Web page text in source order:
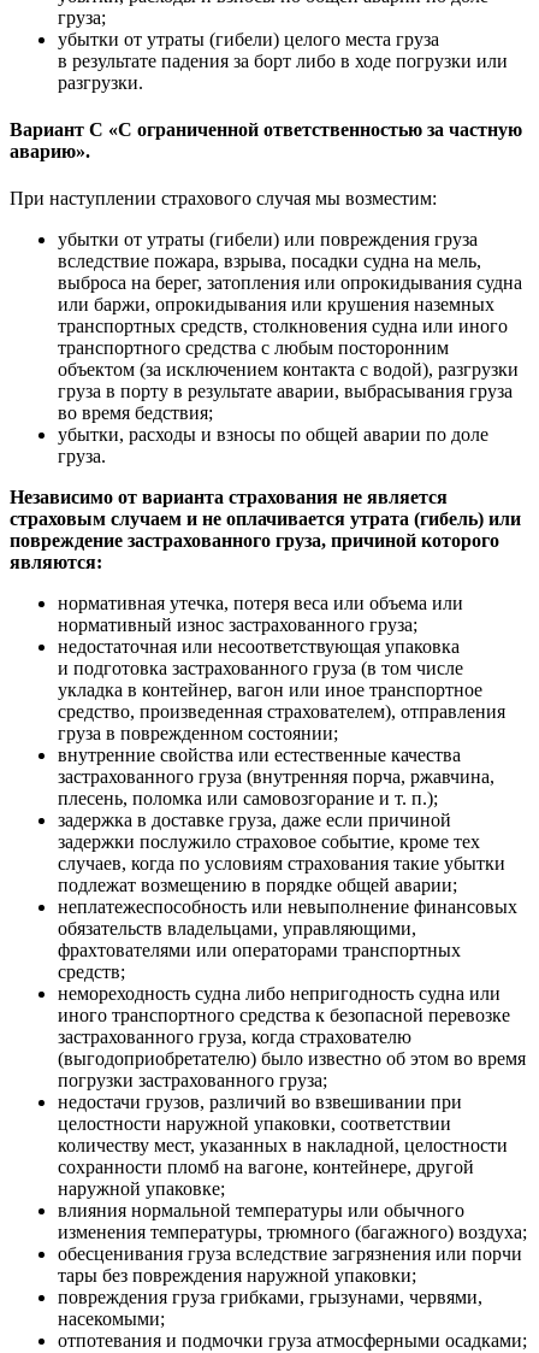
груза;
убытки от утраты (гибели) целого места груза
в результате падения за борт либо в ходе погрузки или
разгрузки.
Вариант С «С ограниченной ответственностью за частную
аварию».
При наступлении страхового случая мы возместим:
убытки от утраты (гибели) или повреждения груза
вследствие пожара, взрыва, посадки судна на мель,
выброса на берег, затопления или опрокидывания судна
или баржи, опрокидывания или крушения наземных
транспортных средств, столкновения судна или иного
транспортного средства с любым посторонним
объектом (за исключением контакта с водой), разгрузки
груза в порту в результате аварии, выбрасывания груза
во время бедствия;
убытки, расходы и взносы по общей аварии по доле
груза.
Независимо от варианта страхования не является
страховым случаем и не оплачивается утрата (гибель) или
повреждение застрахованного груза, причиной которого
являются:
нормативная утечка, потеря веса или объема или
нормативный износ застрахованного груза;
недостаточная или несоответствующая упаковка
и подготовка застрахованного груза (в том числе
укладка в контейнер, вагон или иное транспортное
средство, произведенная страхователем), отправления
груза в поврежденном состоянии;
внутренние свойства или естественные качества
застрахованного груза (внутренняя порча, ржавчина,
плесень, поломка или самовозгорание и т. п.);
задержка в доставке груза, даже если причиной
задержки послужило страховое событие, кроме тех
случаев, когда по условиям страхования такие убытки
подлежат возмещению в порядке общей аварии;
неплатежеспособность или невыполнение финансовых
обязательств владельцами, управляющими,
фрахтователями или операторами транспортных
средств;
немореходность судна либо непригодность судна или
иного транспортного средства к безопасной перевозке
застрахованного груза, когда страхователю
(выгодоприобретателю) было известно об этом во время
погрузки застрахованного груза;
недостачи грузов, различий во взвешивании при
целостности наружной упаковки, соответствии
количеству мест, указанных в накладной, целостности
сохранности пломб на вагоне, контейнере, другой
наружной упаковке;
влияния нормальной температуры или обычного
изменения температуры, трюмного (багажного) воздуха;
обесценивания груза вследствие загрязнения или порчи
тары без повреждения наружной упаковки;
повреждения груза грибками, грызунами, червями,
насекомыми;
отпотевания и подмочки груза атмосферными осадками;